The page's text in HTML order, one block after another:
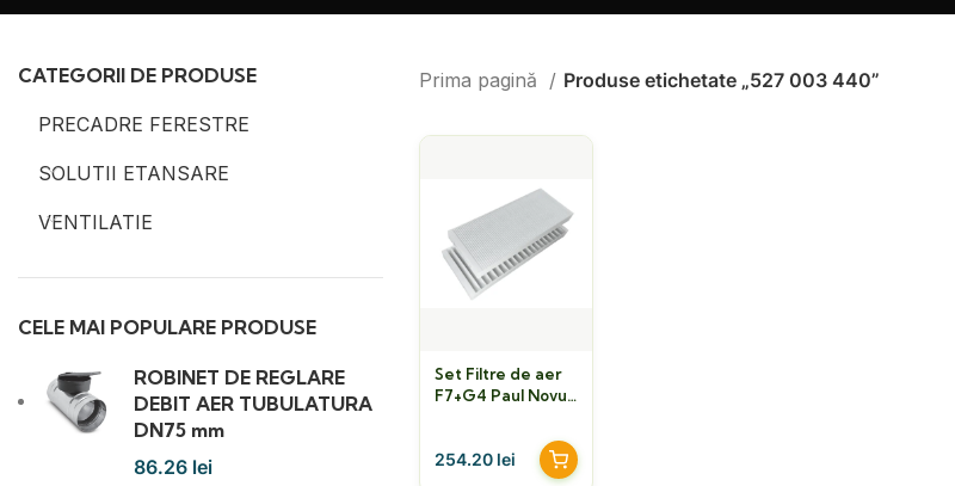
CATEGORII DE PRODUSE
PRECADRE FERESTRE
SOLUTII ETANSARE
VENTILATIE
CELE MAI POPULARE PRODUSE
ROBINET DE REGLARE
DEBIT AER TUBULATURA
DN75 mm
86.26 lei
Prima pagină Produse etichetate „527 003 440”
Set Filtre de aer
F7+G4 Paul Novus
254.20 lei